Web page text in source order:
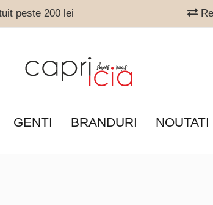
peste 200 lei
GENTI BRANDURI NOUTATI